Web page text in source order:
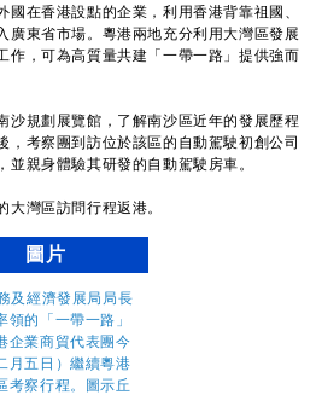
在香港設點的企業，利用香港背靠祖國、
廣東省市場。粵港兩地充分利用大灣區發展
作，可為高質量共建「一帶一路」提供強而
規劃展覽館，了解南沙區近年的發展歷程
，考察團到訪位於該區的自動駕駛初創公司
親身體驗其研發的自動駕駛房車。
灣區訪問行程返港。
圖片